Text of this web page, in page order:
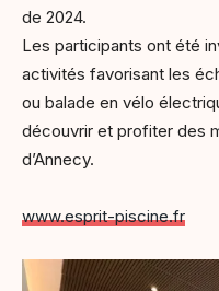
de 2024.
Les participants ont été
activités favorisant les
ou balade en vélo
découvrir et profiter des
d’Annecy.
www.esprit-piscine.fr